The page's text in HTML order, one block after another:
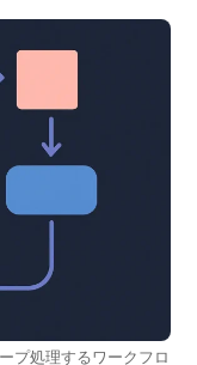
プ処理するワークフロ